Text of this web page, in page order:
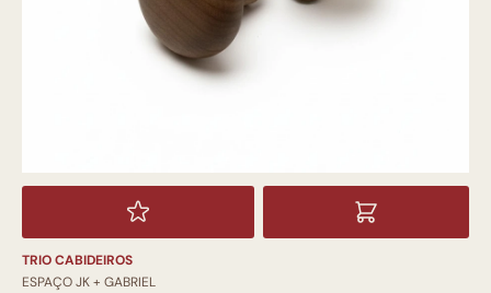
TRIO CABIDEIROS
ESPAÇO JK + GABRIEL